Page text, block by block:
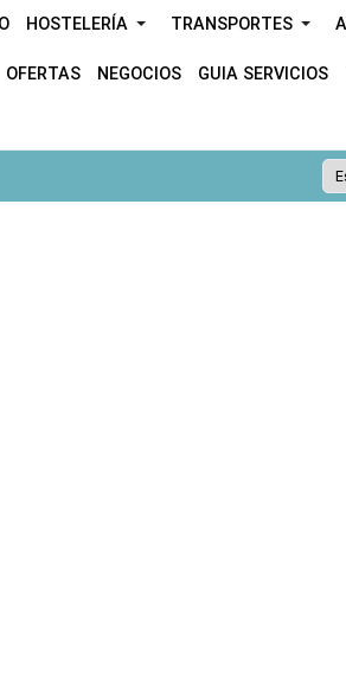
HOSTELERÍA TRANSPORTES
OFERTAS NEGOCIOS GUIA SERVICIOS